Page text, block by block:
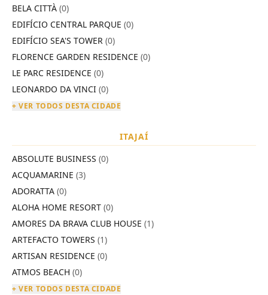
BELA CITTÀ (0)
EDIFÍCIO CENTRAL PARQUE (0)
EDIFÍCIO SEA'S TOWER (0)
FLORENCE GARDEN RESIDENCE (0)
LE PARC RESIDENCE (0)
LEONARDO DA VINCI (0)
+ VER TODOS DESTA CIDADE
ITAJAÍ
ABSOLUTE BUSINESS (0)
ACQUAMARINE (3)
ADORATTA (0)
ALOHA HOME RESORT (0)
AMORES DA BRAVA CLUB HOUSE (1)
ARTEFACTO TOWERS (1)
ARTISAN RESIDENCE (0)
ATMOS BEACH (0)
+ VER TODOS DESTA CIDADE